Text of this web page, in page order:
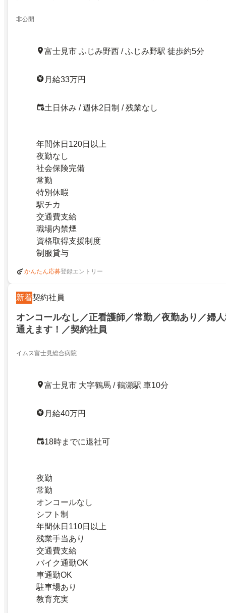
完備／正社員／駅チカ／資格取得支援／土日祝休
非公開
富士見市 ふじみ野西 / ふじみ野駅 徒歩約5分
月給33万円
土日休み / 週休2日制 / 残業なし
年間休日120日以上
夜勤なし
社会保険完備
常勤
特別休暇
駅チカ
交通費支給
職場内禁煙
資格取得支援制度
制服貸与
かんたん応募登録エントリー
新着契約社員
オンコールなし／正看護師／常勤／夜勤あり／婦
通えます！／契約社員
イムス富士見総合病院
富士見市 大字鶴馬 / 鶴瀬駅 車10分
月給40万円
18時までに退社可
夜勤
常勤
オンコールなし
シフト制
年間休日110日以上
残業手当あり
交通費支給
バイク通勤OK
車通勤OK
駐車場あり
教育充実